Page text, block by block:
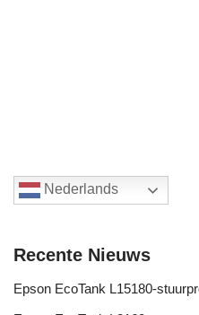
Nederlands
Recente Nieuws
Epson EcoTank L15180-